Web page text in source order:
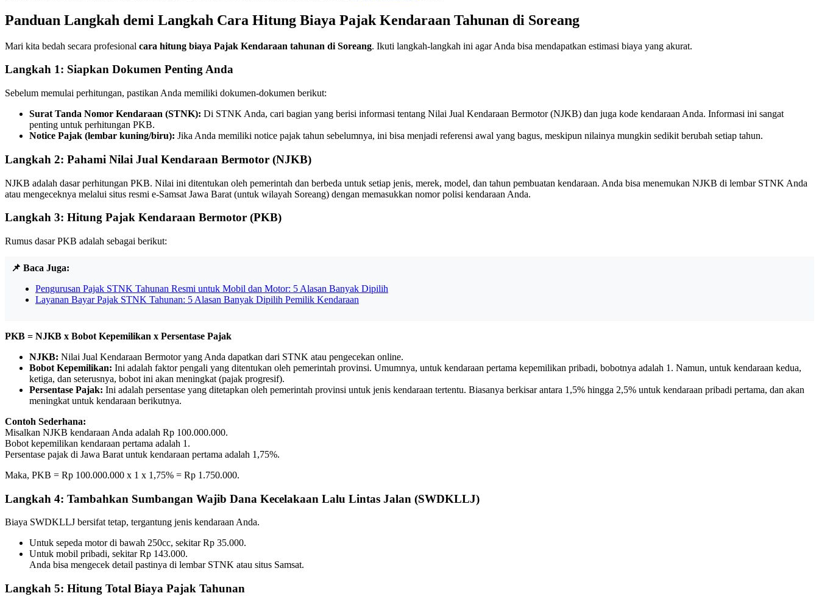
Panduan Langkah demi Langkah Cara Hitung Biaya Pajak Kendaraan Tahunan di Soreang
Mari kita bedah secara profesional cara hitung biaya Pajak Kendaraan tahunan di Soreang. Ikuti langkah-langkah ini agar Anda bisa mendapatkan estimasi biaya yang akurat.
Langkah 1: Siapkan Dokumen Penting Anda
Sebelum memulai perhitungan, pastikan Anda memiliki dokumen-dokumen berikut:
Surat Tanda Nomor Kendaraan (STNK): Di STNK Anda, cari bagian yang berisi informasi tentang Nilai Jual Kendaraan Bermotor (NJKB) dan juga kode kendaraan Anda. Informasi ini sangat
penting untuk perhitungan PKB.
Notice Pajak (lembar kuning/biru): Jika Anda memiliki notice pajak tahun sebelumnya, ini bisa menjadi referensi awal yang bagus, meskipun nilainya mungkin sedikit berubah setiap tahun.
Langkah 2: Pahami Nilai Jual Kendaraan Bermotor (NJKB)
NJKB adalah dasar perhitungan PKB. Nilai ini ditentukan oleh pemerintah dan berbeda untuk setiap jenis, merek, model, dan tahun pembuatan kendaraan. Anda bisa menemukan NJKB di lembar STNK Anda
atau mengeceknya melalui situs resmi e-Samsat Jawa Barat (untuk wilayah Soreang) dengan memasukkan nomor polisi kendaraan Anda.
Langkah 3: Hitung Pajak Kendaraan Bermotor (PKB)
Rumus dasar PKB adalah sebagai berikut:
📌 Baca Juga:
Pengurusan Pajak STNK Tahunan Resmi untuk Mobil dan Motor: 5 Alasan Banyak Dipilih
Layanan Bayar Pajak STNK Tahunan: 5 Alasan Banyak Dipilih Pemilik Kendaraan
PKB = NJKB x Bobot Kepemilikan x Persentase Pajak
NJKB: Nilai Jual Kendaraan Bermotor yang Anda dapatkan dari STNK atau pengecekan online.
Bobot Kepemilikan: Ini adalah faktor pengali yang ditentukan oleh pemerintah provinsi. Umumnya, untuk kendaraan pertama kepemilikan pribadi, bobotnya adalah 1. Namun, untuk kendaraan kedua,
ketiga, dan seterusnya, bobot ini akan meningkat (pajak progresif).
Persentase Pajak: Ini adalah persentase yang ditetapkan oleh pemerintah provinsi untuk jenis kendaraan tertentu. Biasanya berkisar antara 1,5% hingga 2,5% untuk kendaraan pribadi pertama, dan akan
meningkat untuk kendaraan berikutnya.
Contoh Sederhana:
Misalkan NJKB kendaraan Anda adalah Rp 100.000.000.
Bobot kepemilikan kendaraan pertama adalah 1.
Persentase pajak di Jawa Barat untuk kendaraan pertama adalah 1,75%.
Maka, PKB = Rp 100.000.000 x 1 x 1,75% = Rp 1.750.000.
Langkah 4: Tambahkan Sumbangan Wajib Dana Kecelakaan Lalu Lintas Jalan (SWDKLLJ)
Biaya SWDKLLJ bersifat tetap, tergantung jenis kendaraan Anda.
Untuk sepeda motor di bawah 250cc, sekitar Rp 35.000.
Untuk mobil pribadi, sekitar Rp 143.000.
Anda bisa mengecek detail pastinya di lembar STNK atau situs Samsat.
Langkah 5: Hitung Total Biaya Pajak Tahunan